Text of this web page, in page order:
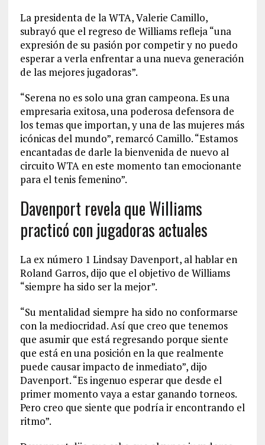
La presidenta de la WTA, Valerie Camillo,
subrayó que el regreso de Williams refleja “una
expresión de su pasión por competir y no puedo
esperar a verla enfrentar a una nueva generación
de las mejores jugadoras”.
“Serena no es solo una gran campeona. Es una
empresaria exitosa, una poderosa defensora de
los temas que importan, y una de las mujeres más
icónicas del mundo”, remarcó Camillo. “Estamos
encantadas de darle la bienvenida de nuevo al
circuito WTA en este momento tan emocionante
para el tenis femenino”.
Davenport revela que Williams
practicó con jugadoras actuales
La ex número 1 Lindsay Davenport, al hablar en
Roland Garros, dijo que el objetivo de Williams
“siempre ha sido ser la mejor”.
“Su mentalidad siempre ha sido no conformarse
con la mediocridad. Así que creo que tenemos
que asumir que está regresando porque siente
que está en una posición en la que realmente
puede causar impacto de inmediato”, dijo
Davenport. “Es ingenuo esperar que desde el
primer momento vaya a estar ganando torneos.
Pero creo que siente que podría ir encontrando el
ritmo”.